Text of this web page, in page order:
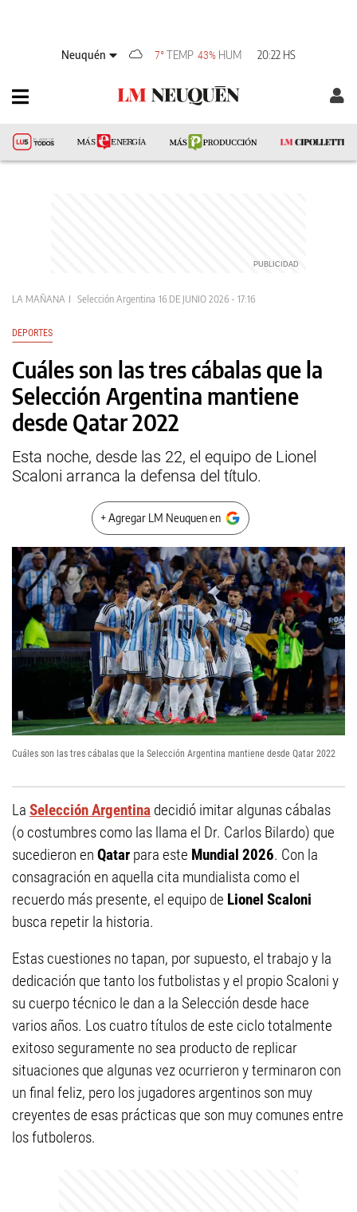
Neuquén 7° TEMP 43% HUM 20:22 HS
LA MAÑANA Selección Argentina 16 DE JUNIO 2026 - 17:16
DEPORTES
Cuáles son las tres cábalas que la
Selección Argentina mantiene
desde Qatar 2022
Esta noche, desde las 22, el equipo de Lionel
Scaloni arranca la defensa del título.
+ Agregar LM Neuquen en
Cuáles son las tres cábalas que la Selección Argentina mantiene desde Qatar 2022
La Selección Argentina decidió imitar algunas cábalas
(o costumbres como las llama el Dr. Carlos Bilardo) que
sucedieron en Qatar para este Mundial 2026. Con la
consagración en aquella cita mundialista como el
recuerdo más presente, el equipo de Lionel Scaloni
busca repetir la historia.
Estas cuestiones no tapan, por supuesto, el trabajo y la
dedicación que tanto los futbolistas y el propio Scaloni y
su cuerpo técnico le dan a la Selección desde hace
varios años. Los cuatro títulos de este ciclo totalmente
exitoso seguramente no sea producto de replicar
situaciones que algunas vez ocurrieron y terminaron con
un final feliz, pero los jugadores argentinos son muy
creyentes de esas prácticas que son muy comunes entre
los futboleros.